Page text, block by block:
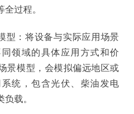
全过程。
：将设备与实际应用场景
领域的具体应用方式和价
景模型，会模拟偏远地区或
统，包含光伏、柴油发电
负载。